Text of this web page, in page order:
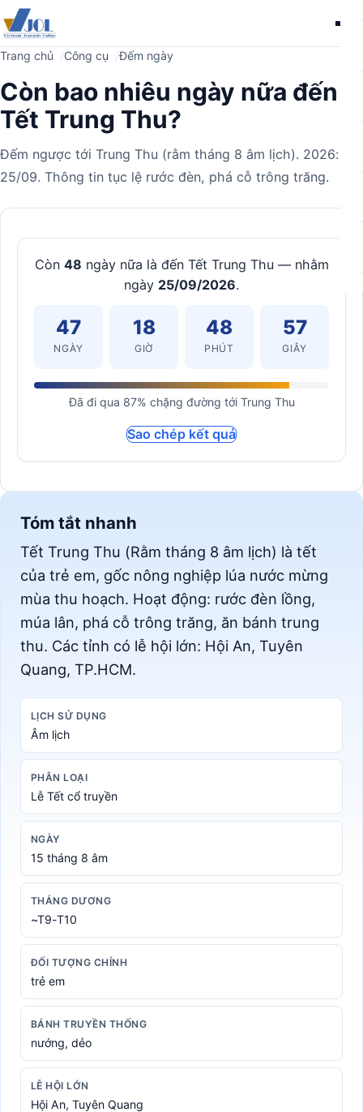
Trang chủ Công cụ Đếm ngày
Còn bao nhiêu ngày nữa đến
Tết Trung Thu?
Đếm ngược tới Trung Thu (rằm tháng 8 âm lịch). 2026:
25/09. Thông tin tục lệ rước đèn, phá cỗ trông trăng.
Máy
tính
Còn 48 ngày nữa là đến Tết Trung Thu — nhằm
ngày 25/09/2026.
47
NGÀY
18
GIỜ
48
PHÚT
56
GIÂY
Đã đi qua 87% chặng đường tới Trung Thu
Sao chép kết quả
Tóm tắt nhanh
Tết Trung Thu (Rằm tháng 8 âm lịch) là tết
của trẻ em, gốc nông nghiệp lúa nước mừng
mùa thu hoạch. Hoạt động: rước đèn lồng,
múa lân, phá cỗ trông trăng, ăn bánh trung
thu. Các tỉnh có lễ hội lớn: Hội An, Tuyên
Quang, TP.HCM.
LỊCH SỬ DỤNG
Âm lịch
PHÂN LOẠI
Lễ Tết cổ truyền
NGÀY
15 tháng 8 âm
THÁNG DƯƠNG
~T9-T10
ĐỐI TƯỢNG CHÍNH
trẻ em
BÁNH TRUYỀN THỐNG
nướng, dẻo
LỄ HỘI LỚN
Hội An, Tuyên Quang